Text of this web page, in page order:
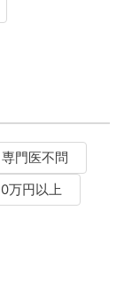
門医不問
万円以上